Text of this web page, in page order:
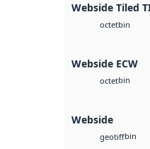
Webside Tiled
octetbin
Webside ECW
octetbin
Webside
geotiffbin